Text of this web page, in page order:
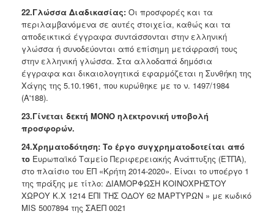
22.Γλώσσα Διαδικασίας: Οι προσφορές και τα
περιλαμβανόμενα σε αυτές στοιχεία, καθώς και τα
αποδεικτικά έγγραφα συντάσσονται στην ελληνική
γλώσσα ή συνοδεύονται από επίσημη μετάφρασή τους
στην ελληνική γλώσσα. Στα αλλοδαπά δημόσια
έγγραφα και δικαιολογητικά εφαρμόζεται η Συνθήκη της
Χάγης της 5.10.1961, που κυρώθηκε με το ν. 1497/1984
(Α'188).
23.Γίνεται δεκτή ΜΟΝΟ ηλεκτρονική υποβολή
προσφορών.
24.Χρηματοδότηση: Το έργο συγχρηματοδοτείται από
το Ευρωπαϊκό Ταμείο Περιφερειακής Ανάπτυξης (ΕΤΠΑ),
στο πλαίσιο του ΕΠ «Κρήτη 2014-2020». Είναι το υποέργο 1
της πράξης με τίτλο: ΔΙΑΜΟΡΦΩΣΗ ΚΟΙΝΟΧΡΗΣΤΟΥ
ΧΩΡΟΥ Κ.Χ 1214 ΕΠΙ ΤΗΣ ΟΔΟΥ 62 ΜΑΡΤΥΡΩΝ » με κωδικό
MIS 5007894 της ΣΑΕΠ 0021